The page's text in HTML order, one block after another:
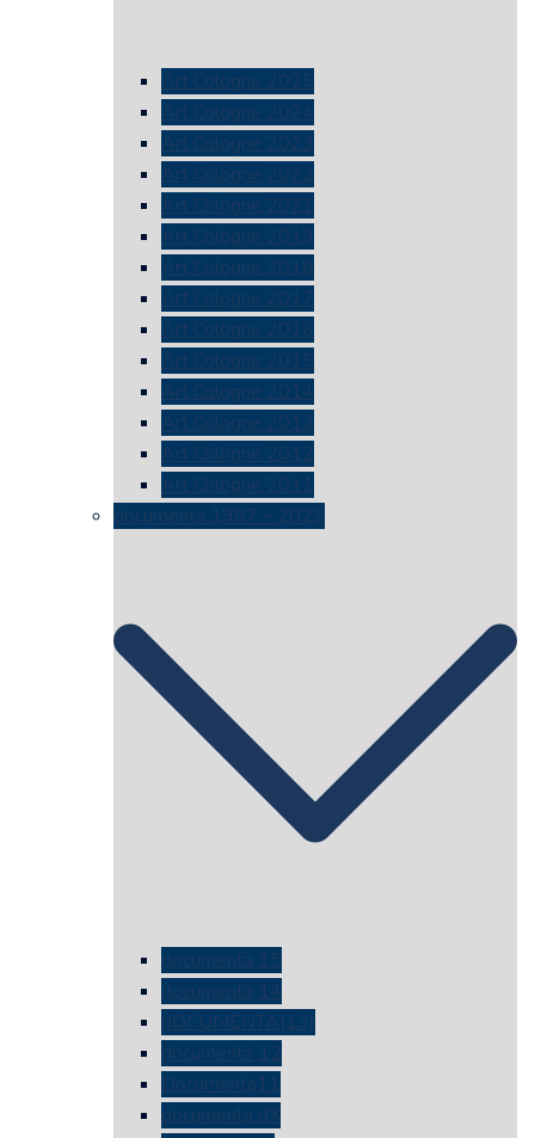
Art Cologne 2025
Art Cologne 2024
Art Cologne 2023
Art Cologne 2022
Art Cologne 2021
Art Cologne 2019
Art Cologne 2018
Art Cologne 2017
Art Cologne 2016
Art Cologne 2015
Art Cologne 2014
Art Cologne 2013
Art Cologne 2012
Art Cologne 2011
documenta 1987 – 2022
documenta 15
documenta 14
dOCUMENTA(13)
documenta 12
Documenta11
documenta dX